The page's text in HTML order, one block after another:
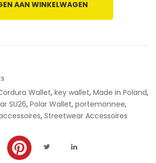
AAN WINKELWAGEN
Wallet, key wallet, Made in Poland,
SU26, Polar Wallet, portemonnee,
, Streetwear Accessoires